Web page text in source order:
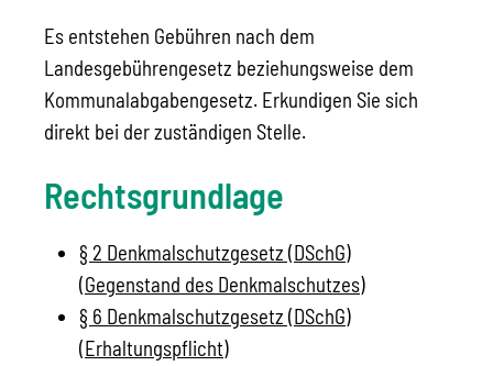
Es entstehen Gebühren nach dem
Landesgebührengesetz beziehungsweise dem
Kommunalabgabengesetz. Erkundigen Sie sich
direkt bei der zuständigen Stelle.
Rechtsgrundlage
§ 2 Denkmalschutzgesetz (DSchG)
(Gegenstand des Denkmalschutzes)
§ 6 Denkmalschutzgesetz (DSchG)
(Erhaltungspflicht)